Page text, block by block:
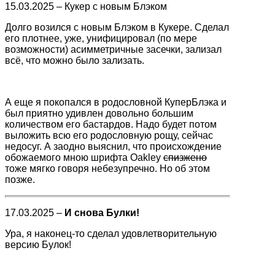
15.03.2025 – Кукер с новым Блэком
Долго возился с новым Блэком в Кукере. Сделал
его плотнее, уже, унифицировал (по мере
возможности) асимметричные засечки, зализал
всё, что можно было зализать.
А еще я покопался в родословной КуперБлэка и
был приятно удивлен довольно большим
количеством его бастардов. Надо будет потом
выложить всю его родословную рощу, сейчас
недосуг. А заодно выяснил, что происхождение
обожаемого мною шрифта Oakley спизжено
тоже мягко говоря небезупречно. Но об этом
позже.
17.03.2025 – И снова Булки!
Ура, я наконец-то сделал удовлетворительную
версию Булок!